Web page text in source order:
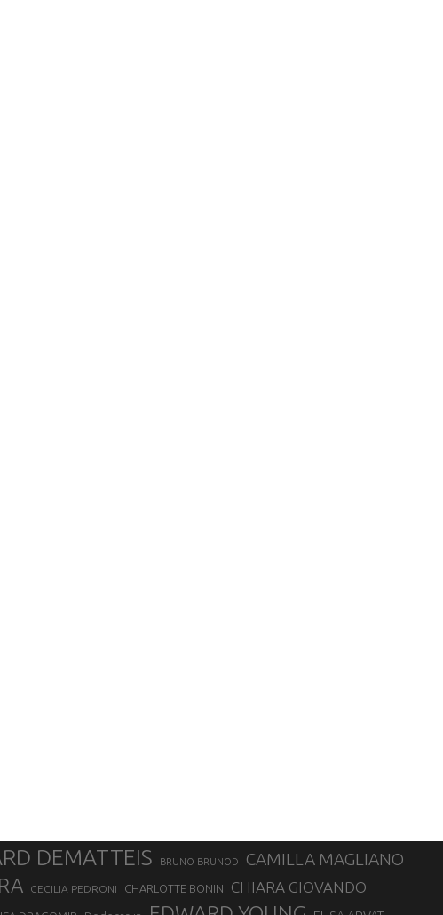
DEMATTEIS BRUNO BRUNOD CAMILLA MAGLIANO
CECILIA PEDRONI CHARLOTTE BONIN CHIARA GIOVANDO